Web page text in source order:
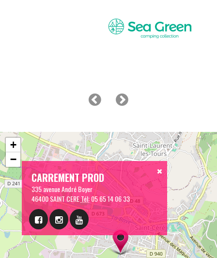
CARREMENT PROD
335 avenue André Boyer
46400 SAINT CERETél:05 65 14 06 33
+
−